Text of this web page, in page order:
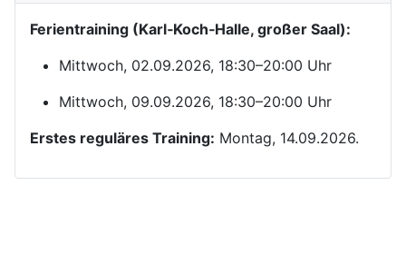
Ferientraining (Karl‑Koch‑Halle, großer Saal):
Mittwoch, 02.09.2026, 18:30–20:00 Uhr
Mittwoch, 09.09.2026, 18:30–20:00 Uhr
Erstes reguläres Training: Montag, 14.09.2026.